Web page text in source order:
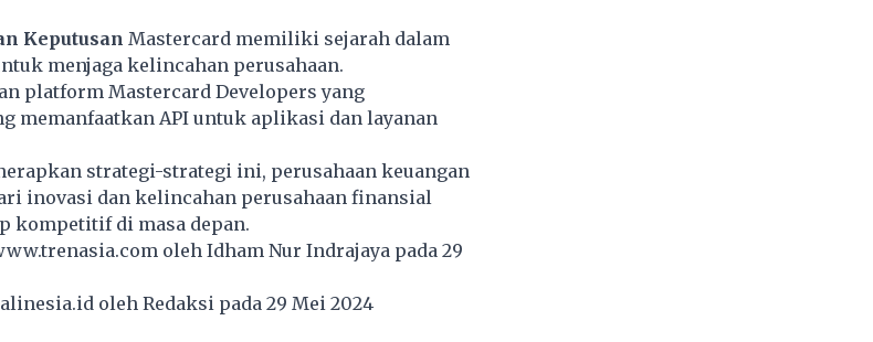
Keputusan Mastercard memiliki sejarah dalam
menjaga kelincahan perusahaan.
platform Mastercard Developers yang
memanfaatkan API untuk aplikasi dan layanan
strategi-strategi ini, perusahaan keuangan
inovasi dan kelincahan perusahaan finansial
kompetitif di masa depan.
oleh Idham Nur Indrajaya pada 29
oleh Redaksi pada 29 Mei 2024